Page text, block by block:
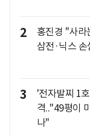
2
홍진경 "사
삼전·닉스 손
3
'전자발찌 1
격.."49평이
나"